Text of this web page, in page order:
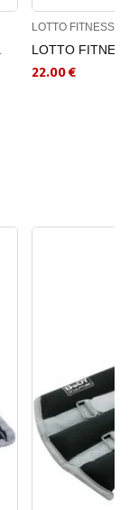
LOTTO FITNESS
LOTTO
22.00 €